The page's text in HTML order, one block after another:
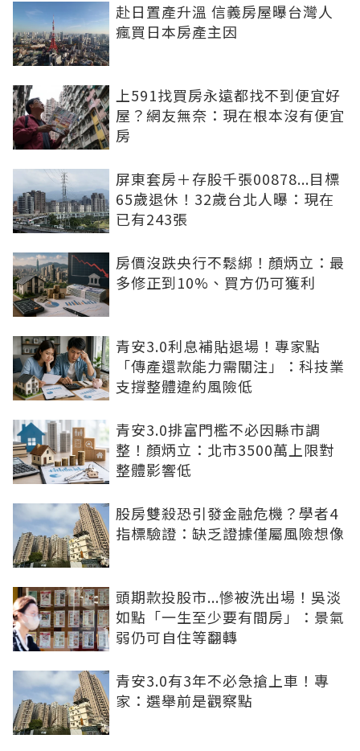
赴日置產升溫 信義房屋曝台灣人
瘋買日本房產主因
上591找買房永遠都找不到便宜好
屋？網友無奈：現在根本沒有便宜
房
屏東套房＋存股千張00878...目標
65歲退休！32歲台北人曝：現在
已有243張
房價沒跌央行不鬆綁！顏炳立：最
多修正到10%、買方仍可獲利
青安3.0利息補貼退場！專家點
「傳產還款能力需關注」：科技業
支撐整體違約風險低
青安3.0排富門檻不必因縣市調
整！顏炳立：北市3500萬上限對
整體影響低
股房雙殺恐引發金融危機？學者4
指標驗證：缺乏證據僅屬風險想像
頭期款投股市...慘被洗出場！吳淡
如點「一生至少要有間房」：景氣
弱仍可自住等翻轉
青安3.0有3年不必急搶上車！專
家：選舉前是觀察點